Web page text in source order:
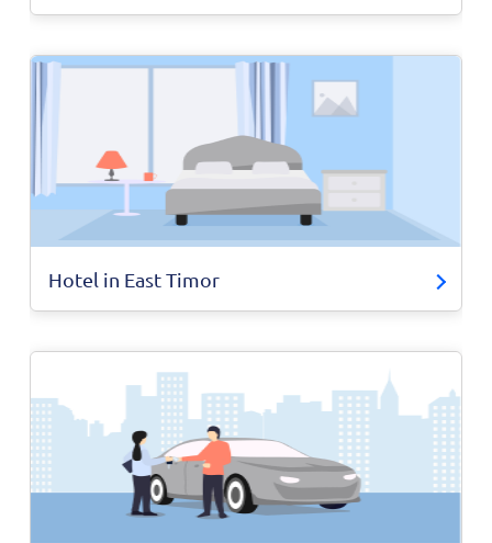
Hotel in East Timor